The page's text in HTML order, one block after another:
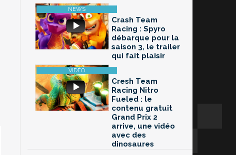
Crash Team
Racing : Spyro
débarque pour la
saison 3, le trailer
qui fait plaisir
Cresh Team
Racing Nitro
Fueled : le
contenu gratuit
Grand Prix 2
arrive, une vidéo
avec des
dinosaures